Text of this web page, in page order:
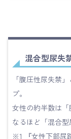
混合型尿失
「腹圧性尿失禁
プ。
女性の約半数は
なるほど「混合型
※1 『女性下部尿